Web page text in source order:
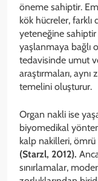
öneme sahiptir.
kök hücreler,
yeteneğine sahiptir
yaşlanmaya bağlı
tedavisinde umut
araştırmaları,
temelini oluşturur.
Organ nakli ise
biyomedikal
kalp nakilleri,
(Starzl, 2012).
sınırlamalar,